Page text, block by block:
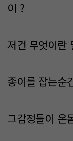
이 ?
저건 무엇이란
종이를 잡는순
그감정들이 온